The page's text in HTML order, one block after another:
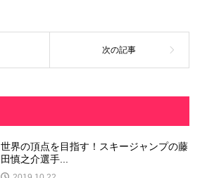
世界の頂点を目指す！スキージャンプの藤
田慎之介選手...